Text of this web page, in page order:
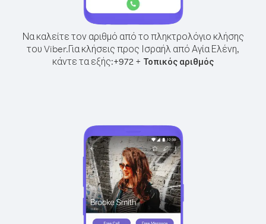
Να καλείτε τον αριθμό από το πληκτρολόγιο κλήσης
του Viber.Για κλήσεις προς Ισραήλ από Αγία Ελένη,
κάντε τα εξής:+972 + Τοπικός αριθμός